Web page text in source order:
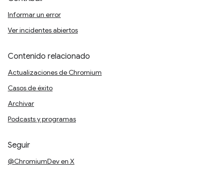
Informar un error
Ver incidentes abiertos
Contenido relacionado
Actualizaciones de Chromium
Casos de éxito
Archivar
Podcasts y programas
Seguir
@ChromiumDev en X